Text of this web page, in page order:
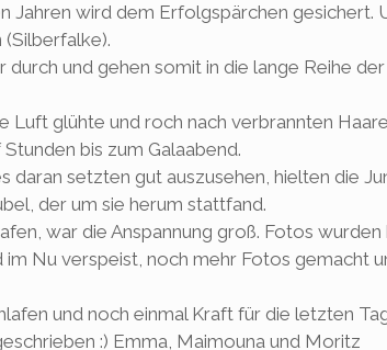
Jahren wird dem Erfolgspärchen gesichert.
(Silberfalke).
und gehen somit in die lange Reihe der
Luft glühte und roch nach verbrannten
bis zum Galaabend.
daran setzten gut auszusehen, hielten die
der um sie herum stattfand.
war die Anspannung groß. Fotos wurden
Nu verspeist, noch mehr Fotos gemacht
und noch einmal Kraft für die letzten
:) Emma, Maimouna und Moritz